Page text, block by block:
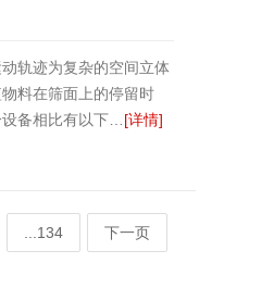
轨迹为复杂的空间立体
料在筛面上的停留时
设备相比有以下…[详情]
...134 下一页